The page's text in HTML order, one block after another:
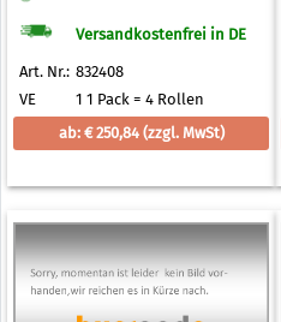
Versandkostenfrei in DE
Art. Nr.: 832408
VE
1 1 Pack = 4 Rollen
ab: € 250,84 (zzgl. MwSt)